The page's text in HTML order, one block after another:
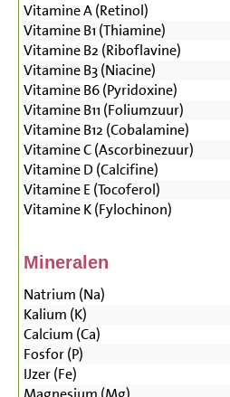
Vitamine A (Retinol)
Vitamine B1 (Thiamine)
Vitamine B2 (Riboflavine)
Vitamine B3 (Niacine)
Vitamine B6 (Pyridoxine)
Vitamine B11 (Foliumzuur)
Vitamine B12 (Cobalamine)
Vitamine C (Ascorbinezuur)
Vitamine D (Calcifine)
Vitamine E (Tocoferol)
Vitamine K (Fylochinon)
Mineralen
Natrium (Na)
Kalium (K)
Calcium (Ca)
Fosfor (P)
IJzer (Fe)